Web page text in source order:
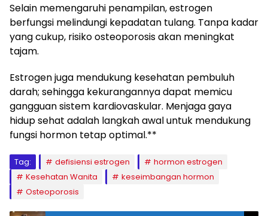
Selain memengaruhi penampilan, estrogen
berfungsi melindungi kepadatan tulang. Tanpa kadar
yang cukup, risiko osteoporosis akan meningkat
tajam.
Estrogen juga mendukung kesehatan pembuluh
darah; sehingga kekurangannya dapat memicu
gangguan sistem kardiovaskular. Menjaga gaya
hidup sehat adalah langkah awal untuk mendukung
fungsi hormon tetap optimal.**
Tag: defisiensi estrogen
hormon estrogen
Kesehatan Wanita
keseimbangan hormon
Osteoporosis